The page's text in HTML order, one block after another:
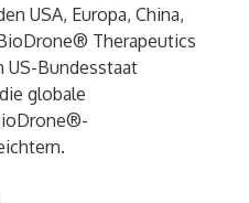
USA, Europa, China,
Therapeutics
US-Bundesstaat
globale